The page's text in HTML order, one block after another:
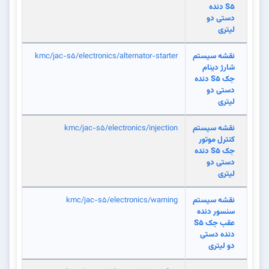
S5 دنده
دستی دو
لیتری
نقشه سیستم
شارژ دینام
جک S5 دنده
دستی دو
لیتری
kmc/jac-s5/electronics/alternator-starter
نقشه سیستم
کنترل موتور
جک S5 دنده
دستی دو
لیتری
kmc/jac-s5/electronics/injection
نقشه سیستم
سنسور دنده
عقب جک S5
دنده دستی
دو لیتری
kmc/jac-s5/electronics/warning